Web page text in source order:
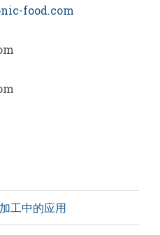
food.com
工中的应用